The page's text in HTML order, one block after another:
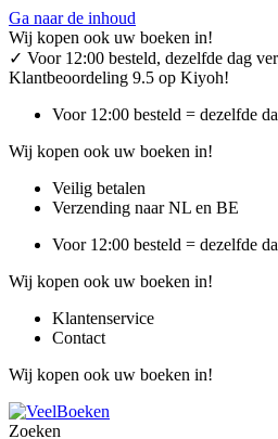
Ga naar de inhoud
Wij kopen ook uw boeken in!
✓ Voor 12:00 besteld, dezelfde dag
Klantbeoordeling 9.5 op Kiyoh!
Voor 12:00 besteld = dezelfde
Wij kopen ook uw boeken in!
Veilig betalen
Verzending naar NL en BE
Voor 12:00 besteld = dezelfde
Wij kopen ook uw boeken in!
Klantenservice
Contact
Wij kopen ook uw boeken in!
Zoeken